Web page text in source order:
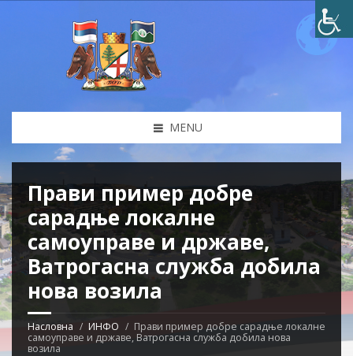
MENU
Прави пример добре
сарадње локалне
самоуправе и државе,
Ватрогасна служба добила
нова возила
Насловна ИНФО
Прави пример добре сарадње локалне
самоуправе и државе, Ватрогасна служба добила нова
возила